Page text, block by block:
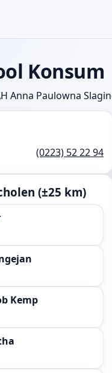
Konsum
Anna Paulowna
(0223) 52 22 94
(±25 km)
Kemp